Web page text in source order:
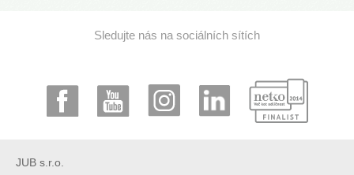
Sledujte nás na sociálních sítích
JUB s.r.o.